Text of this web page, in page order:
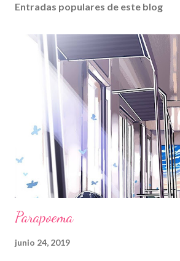
Entradas populares de este blog
Parapoema
junio 24, 2019